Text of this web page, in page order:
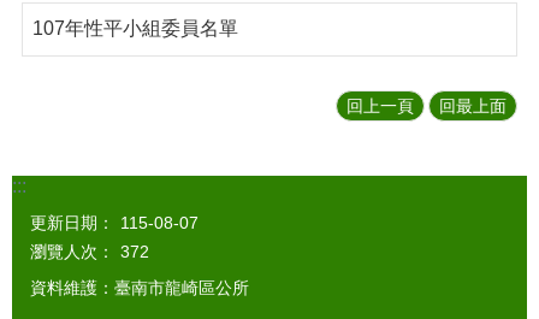
107年性平小組委員名單
回上一頁 回最上面
:::
更新日期：
115-08-07
瀏覽人次：
372
資料維護：臺南市龍崎區公所